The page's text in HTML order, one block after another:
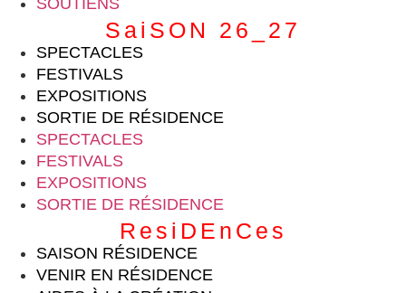
SaiSON 26_27
SPECTACLES
FESTIVALS
EXPOSITIONS
SORTIE DE RÉSIDENCE
SPECTACLES
FESTIVALS
EXPOSITIONS
SORTIE DE RÉSIDENCE
ResiDEnCes
SAISON RÉSIDENCE
VENIR EN RÉSIDENCE